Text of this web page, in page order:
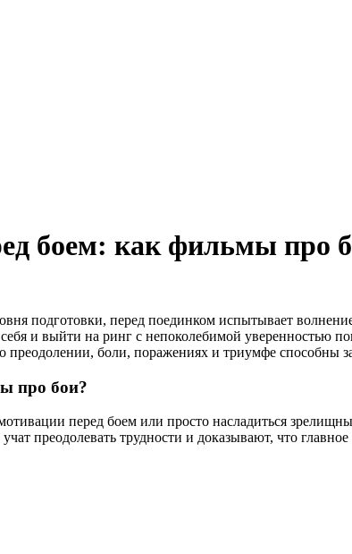
боем: как фильмы про
подготовки, перед поединком испытывает
и выйти на ринг с непоколебимой
преодолении, боли, поражениях и триумфе способны
про бои?
перед боем или просто насладиться
преодолевать трудности и доказывают, что